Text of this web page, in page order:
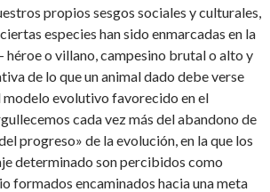
propios sesgos sociales y culturales,
especies han sido enmarcadas en la
héroe o villano, campesino brutal o alto y
de lo que un animal dado debe verse
evolutivo favorecido en el
cada vez más del abandono de
progreso» de la evolución, en la que los
determinado son percibidos como
formados encaminados hacia una meta